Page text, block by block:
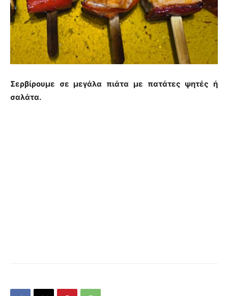
Σερβίρουμε σε μεγάλα πιάτα με πατάτες ψητές ή
σαλάτα.